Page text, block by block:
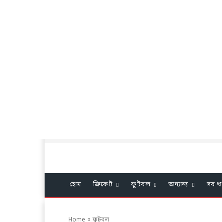
হোম ক্রিকেট ফুটবল অন্যান্য সব
Home ফুটবল